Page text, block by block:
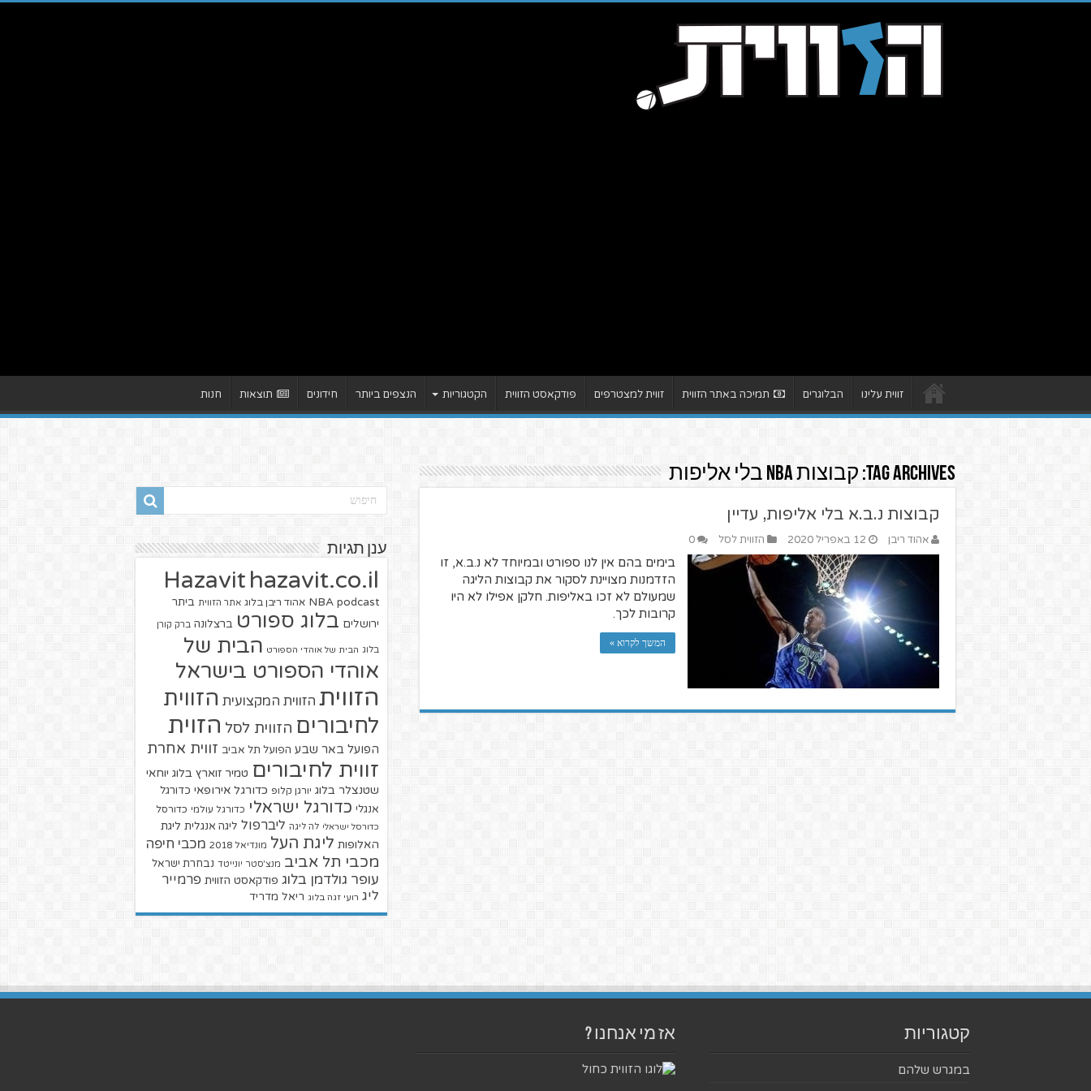
זווית עלינו הבלוגרים תמיכה באתר הזווית זווית למצטרפים פודקאסט הזווית הקטגוריות הנצפים ביותר חידונים תוצאות חנות
Tag Archives: קבוצות NBA בלי אליפות
קבוצות נ.ב.א בלי אליפות, עדיין
אהוד ריבן 12 באפריל 2020 הזווית לסל 0
בימים בהם אין לנו ספורט ובמיוחד לא נ.ב.א, זו
הזדמנות מצויינת לסקור את קבוצות הליגה
שמעולם לא זכו באליפות. חלקן אפילו לא היו
קרובות לכך.
המשך לקרוא »
ענן תגיות
Hazavit hazavit.co.il
NBA podcast אהוד ריבן בלוג אתר הזווית ביתר
ירושלים בלוג ספורט ברצלונה ברק קורן
בלוג הבית של אוהדי הספורט הבית של
אוהדי הספורט בישראל
הזווית הזווית המקצועית הזווית
לחיבורים הזווית לסל הזוית
הפועל באר שבע הפועל תל אביב זווית אחרת
זווית לחיבורים טמיר זוארץ בלוג יוחאי
שטנצלר בלוג יורגן קלופ כדורגל אירופאי כדורגל
אנגלי כדורגל ישראלי כדורגל עולמי כדורסל
כדורסל ישראלי לה ליגה ליברפול ליגה אנגלית ליגת
האלופות ליגת העל מונדיאל 2018 מכבי חיפה
מכבי תל אביב מנצ'סטר יונייטד נבחרת ישראל
עופר גולדמן בלוג פודקאסט הזווית פרמייר
ליג רועי זגה בלוג ריאל מדריד
קטגוריות
במגרש שלהם
אז מי אנחנו ?